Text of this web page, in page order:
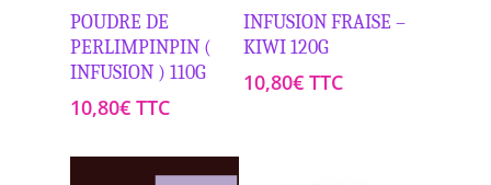
Ajouter Au
Panier
POUDRE DE
PERLIMPINPIN (
INFUSION ) 110G
10,80€ TTC
Ajouter Au
Panier
INFUSION FRAISE –
KIWI 120G
10,80€ TTC